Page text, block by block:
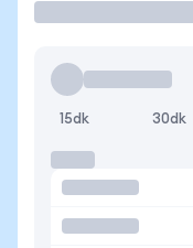
15dk 30dk